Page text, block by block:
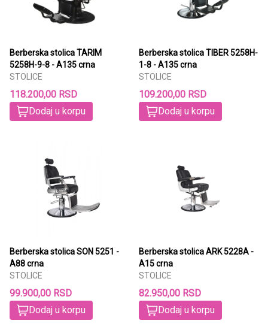
Berberska stolica TARIM
5258H-9-8 - A135 crna
STOLICE
118.200,00 RSD
Dodaj u korpu
Berberska stolica TIBER 5258H-
1-8 - A135 crna
STOLICE
109.200,00 RSD
Dodaj u korpu
Berberska stolica SON 5251 -
A88 crna
STOLICE
99.900,00 RSD
Dodaj u korpu
Berberska stolica ARK 5228A -
A15 crna
STOLICE
82.950,00 RSD
Dodaj u korpu